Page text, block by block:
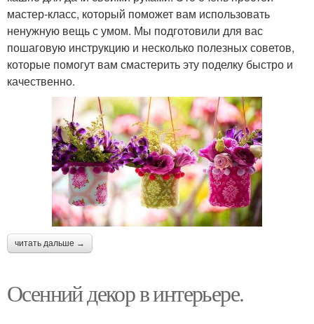
мастер-класс, который поможет вам использовать
ненужную вещь с умом. Мы подготовили для вас
пошаговую инструкцию и несколько полезных советов,
которые помогут вам смастерить эту поделку быстро и
качественно.
читать дальше →
Осенний декор в интерьере.